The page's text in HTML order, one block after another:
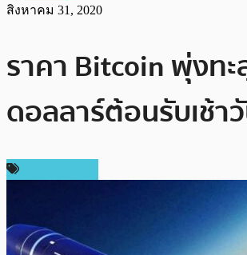
สิงหาคม 31, 2020
ราคา Bitcoin พุ่งท
ดอลลาร์ต้อนรับเช้า